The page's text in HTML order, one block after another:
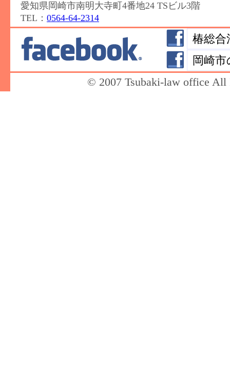
愛知県岡崎市南明大寺町4番地24 TSビル3階
TEL： 0564-64-2314
椿総合
岡崎
© 2007 Tsubaki-law office All